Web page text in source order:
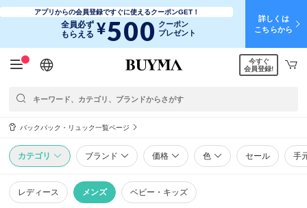
アプリからの会員登録ですぐに使えるクーポンGET！
全員必ず
もらえる ¥500 クーポン
プレゼント
詳しくは
こちらから
日本語
English
简体中文
繁體中文
今すぐ
会員登録!
バックパック・リュック一覧ページ
カテゴリ ブランド 価格 色 セール 手
レディース メンズ ベビー・キッズ